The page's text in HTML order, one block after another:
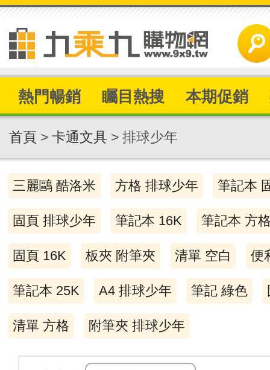
熱門暢銷 矚目熱搜 本期促銷
首頁 > 卡通文具 > 排球少年
三麗鷗 酷洛米 方格 排球少年 筆記本
固頁 排球少年 筆記本 16K 筆記本 方
固頁 16K 板夾 附筆夾 清單 空白 便
筆記本 25K A4 排球少年 筆記 綠色
清單 方格 附筆夾 排球少年